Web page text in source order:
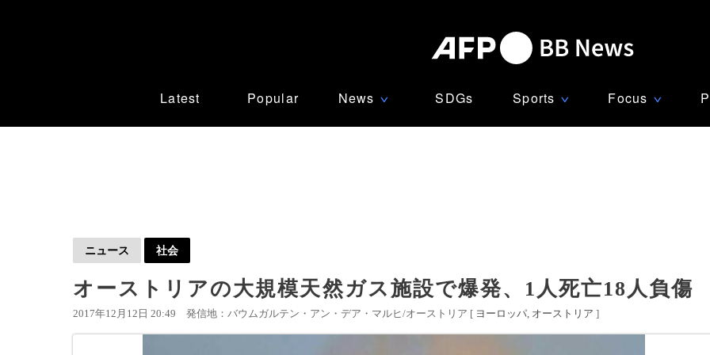
Latest Popular News ∨ SDGs Sports ∨ Focus ∨
ニュース 社会
オーストリアの大規模天然ガス施設で爆発、1人死亡18人負傷
2017年12月12日 20:49 発信地：バウムガルテン・アン・デア・マルヒ/オーストリア [ ヨーロッパ オーストリア ]